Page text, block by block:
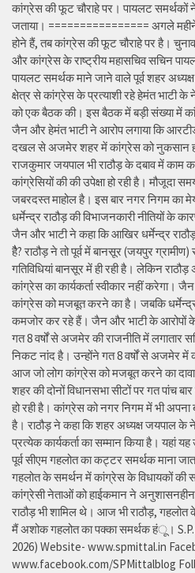
कांग्रेस की फूट चौराहे पर। पायलट समर्थकों
जताया। ================ अगले
होने हैं, तब कांग्रेस की फूट चौराहे पर है।
और कांग्रेस के राष्ट्रीय महासचिव सचिन
पायलट समर्थक माने जाने वाले पूर्व शहर
क्षेत्र से कांग्रेस के प्रत्याशी रहे हेमंत भाटी
को एक बैठक की। इस बैठक में बड़ी संख्या में
जैन और हेमंत भाटी ने आरोप लगाया कि
दखल से अजमेर शहर में कांग्रेस को नुकसान हो
राजकुमार जयपाल भी राठौड़ के दबाव में काम
कांग्रेसियों की की उपेक्षा हो रही है।
जबरदस्त माहोल है। इस बार नगर निगम का
धर्मेन्द्र राठौड़ की विभाजनकारी नीतियों के
जैन और भाटी ने कहा कि आखिर धर्मेन्द्र
हैै? राठौड़ ने तो पूर्व में बानसूर (जयपुर
गतिविधियां बानसूर में ही रही है। लेकिन
कांग्रेस का कार्यकर्ता स्वीकार नहीं करेगा।
कांग्रेस को मजबूत करने का है। जबकि
कमजोर कर रहे हैं। जैन और भाटी के आरोपों के
गत 8 वर्षों से अजमेर की राजनीति में
निकट नांद है। उन्होंने गत 8 वर्षों से अजमेर
आज जो लोग कांग्रेस को मजबूत करने का
शहर की दोनों विधानसभा सीटों पर गत पांच
हो रही है। कांग्रेस को नगर निगम में भी अपना
है। राठौड़ ने कहा कि शहर अध्यक्ष जयपाल
प्रत्येक कार्यकर्ता का सम्मान किया है। यहां
पूर्व सीएम गहलोत का कट्टर समर्थक माना
गहलोत के समर्थन में कांग्रेस के विधायकों की
कांग्रेसी नेताओं को हाईकमान ने
राठौड़ भी शामिल थे। आज भी राठौड़,
मैं अशोक गहलोत का पक्का समर्थक हंू।
2026) Website- www.spmittal.in
www.facebook.com/SPMittalblog